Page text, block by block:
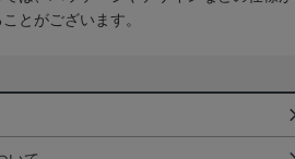
とがございます。